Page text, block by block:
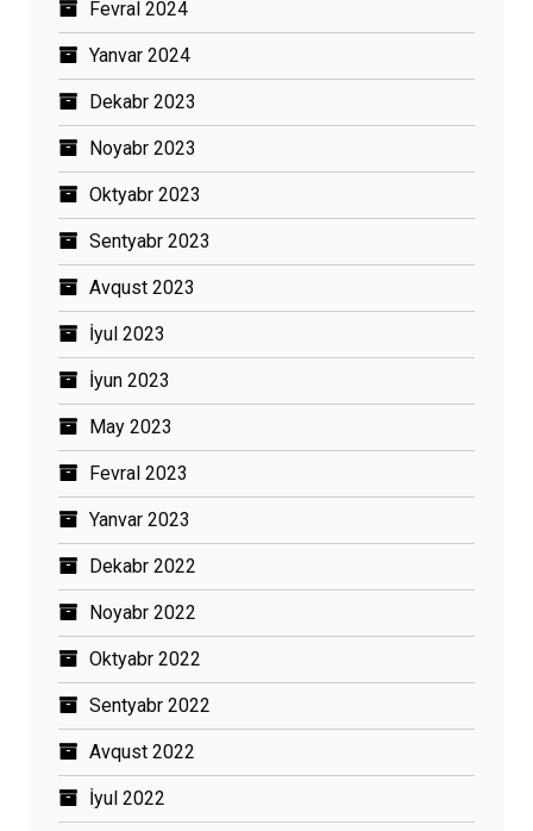
Fevral 2024
Yanvar 2024
Dekabr 2023
Noyabr 2023
Oktyabr 2023
Sentyabr 2023
Avqust 2023
İyul 2023
İyun 2023
May 2023
Fevral 2023
Yanvar 2023
Dekabr 2022
Noyabr 2022
Oktyabr 2022
Sentyabr 2022
Avqust 2022
İyul 2022